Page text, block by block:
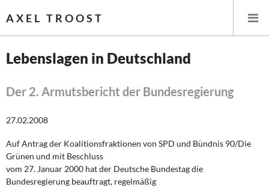
AXEL TROOST
Leitlinien linker Wirtschafts- und Finanzpolitik
Wirtschaftspolitik
Lebenslagen in Deutschland
Der 2. Armutsbericht der Bundesregierung
27.02.2008
Auf Antrag der Koalitionsfraktionen von SPD und Bündnis 90/Die
Grünen und mit Beschluss
vom 27. Januar 2000 hat der Deutsche Bundestag die
Bundesregierung beauftragt, regelmäßig